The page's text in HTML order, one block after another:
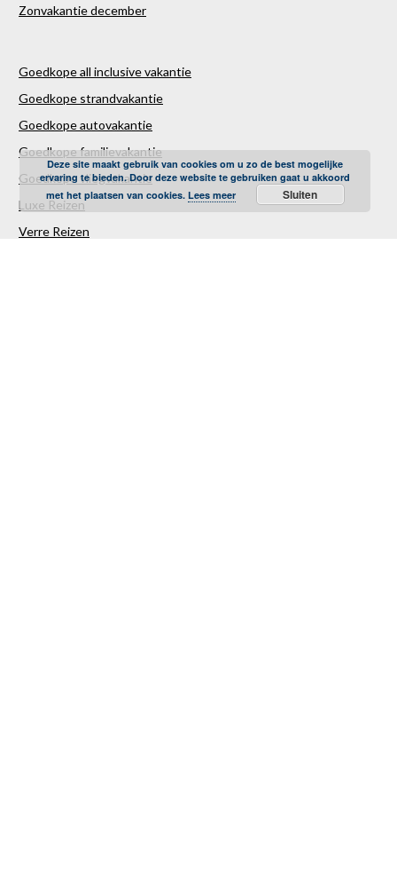
Zonvakantie december
Goedkope all inclusive vakantie
Goedkope strandvakantie
Goedkope autovakantie
Goedkope familievakantie
Goedkope vliegvakantie
Luxe Reizen
Verre Reizen
Deze site maakt gebruik van cookies om u zo de best mogelijke
ervaring te bieden. Door deze website te gebruiken gaat u akkoord
met het plaatsen van cookies. Lees meer Sluiten